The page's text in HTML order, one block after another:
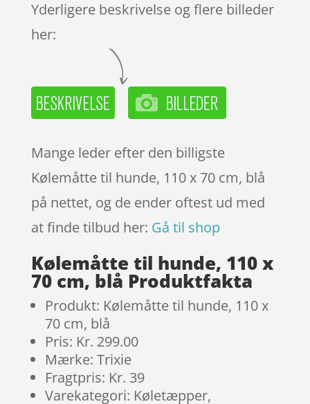
Yderligere beskrivelse og flere billeder
her:
Mange leder efter den billigste
Kølemåtte til hunde, 110 x 70 cm, blå
på nettet, og de ender oftest ud med
at finde tilbud her: Gå til shop
Kølemåtte til hunde, 110 x
70 cm, blå Produktfakta
Produkt: Kølemåtte til hunde, 110 x
70 cm, blå
Pris: Kr. 299.00
Mærke: Trixie
Fragtpris: Kr. 39
Varekategori: Køletæpper,